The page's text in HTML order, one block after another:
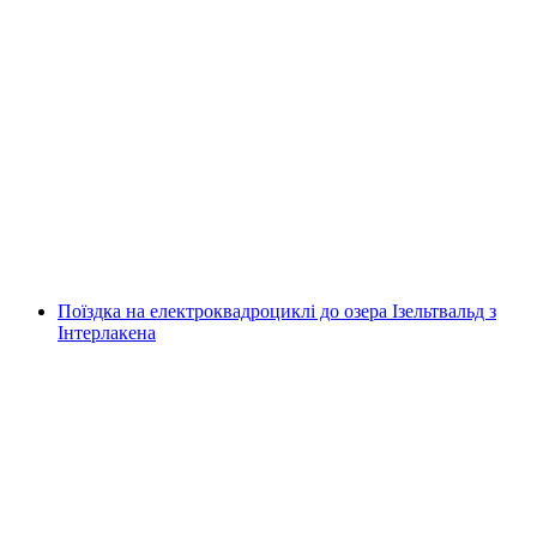
Поїздка на електроквадроциклі до озера Ізельтвальд з
Інтерлакена